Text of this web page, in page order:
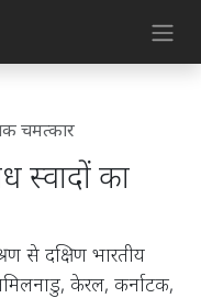
चमत्कार
स्वादों का
से दक्षिण भारतीय
केरल, कर्नाटक,